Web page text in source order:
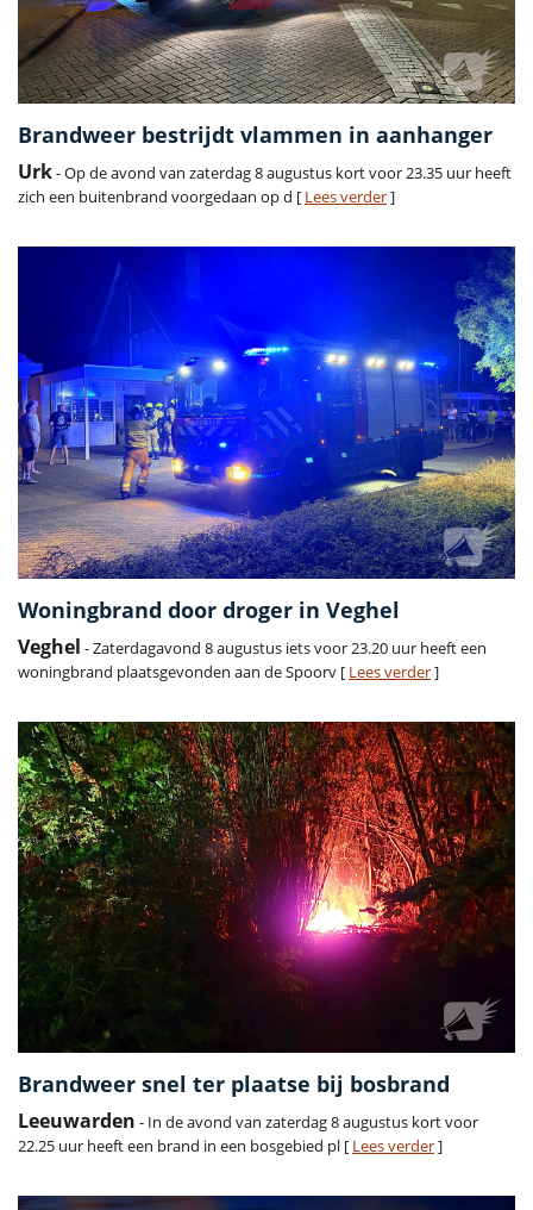
Brandweer bestrijdt vlammen in aanhanger
Urk- Op de avond van zaterdag 8 augustus kort voor 23.35 uur heeft
zich een buitenbrand voorgedaan op d [ Lees verder]
Woningbrand door droger in Veghel
Veghel - Zaterdagavond 8 augustus iets voor 23.20 uur heeft een
woningbrand plaatsgevonden aan de Spoorv [ Lees verder]
Brandweer snel ter plaatse bij bosbrand
Leeuwarden - In de avond van zaterdag 8 augustus kort voor
22.25 uur heeft een brand in een bosgebied pl [ Lees verder]